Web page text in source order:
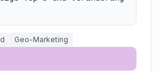
Geo-Marketing